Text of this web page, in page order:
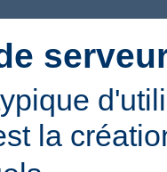
la